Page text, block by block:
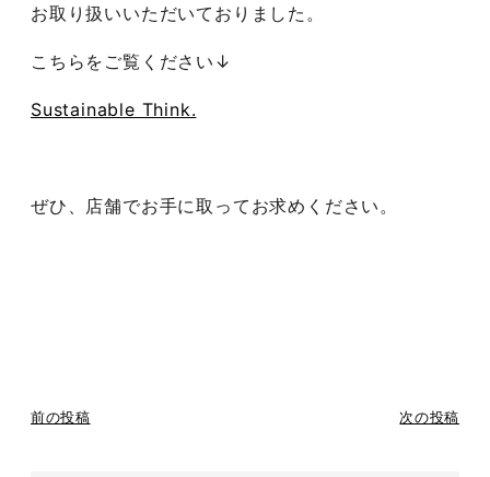
お取り扱いいただいておりました。
こちらをご覧ください↓
Sustainable Think.
ぜひ、店舗でお手に取ってお求めください。
前の投稿 次の投稿